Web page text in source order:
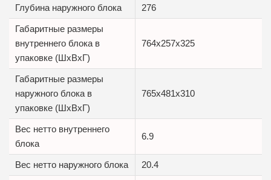
Глубина наружного блока 276
Габаритные размеры
внутреннего блока в
упаковке (ШxВxГ)
764x257x325
Габаритные размеры
наружного блока в
упаковке (ШxВxГ)
765x481x310
Вес нетто внутреннего
блока
6.9
Вес нетто наружного блока 20.4